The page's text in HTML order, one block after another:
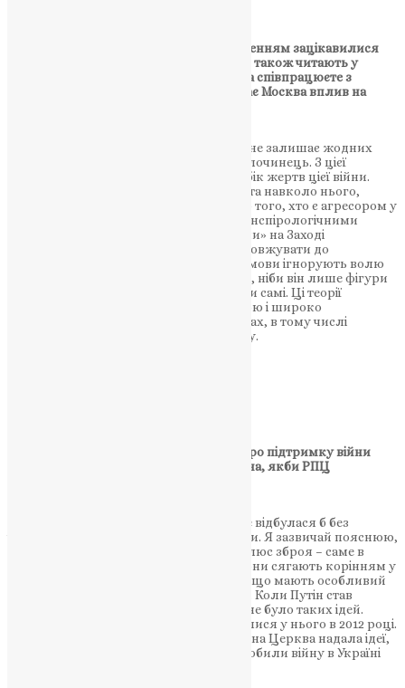
Питання: Нещодавно вашим відстороненням зацікавилися
світові ЗМІ. У блозі «Il Sismografo», який також читають у
Ватикані, писали, що ви підтримуєте та співпрацюєте з
«схизматиками». Як ви вважаєте, чи має Москва вплив на
На мою думку, війна в Україні не залишає жодних
сумнівів щодо того, хто жертва, а хто злочинець. З цієї
причини Папа Франциск чітко став на бік жертв цієї війни.
Однак серед деяких людей у ​​Ватикані та навколо нього,
здається, все ще існують сумніви щодо того, хто є агресором у
цій війні. Можливо, вони керуються конспірологічними
теоріями, згідно з якими якісь «злі сили» на Заході
спровокували цю війну і хочуть її продовжувати до
«останнього українця». Подібні теорії змови ігнорують волю
та здатність українського народу діяти, ніби він лише фігури
на шахівниці, які не можуть вирішувати самі. Ці теорії
поширюються російською пропагандою і широко
поширюються в різних релігійних колах, в тому числі
католицьких – аж до Святого Престолу.
Питання: Ви неодноразово говорили про підтримку війни
Православною Церквою. Чи була б війна, якби РПЦ
Цілком можливо, що війна не відбулася б без
ідеологічного внеску Російської Церкви. Я зазвичай пояснюю,
що формула війни в Україні така: ідеї плюс зброя – саме в
такому порядку. Спочатку були ідеї. Вони сягають корінням у
глибину століть, коли росіяни вірили, що мають особливий
мандат від Бога на порятунок людства. Коли Путін став
президентом Росії у 2000 році, у нього не було таких ідей.
Лише під впливом Кирила вони з’явилися у нього в 2012 році.
Іншими словами, Російська Православна Церква надала ідеї,
а Кремль – зброю. У поєднанні вони зробили війну в Україні